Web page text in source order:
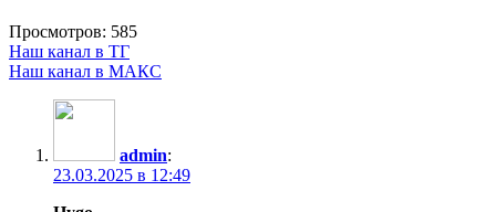
Просмотров: 585
Наш канал в ТГ
Наш канал в МАКС
admin:
23.03.2025 в 12:49